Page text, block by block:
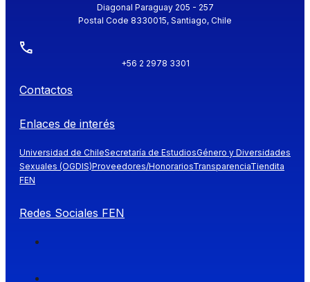
Diagonal Paraguay 205 - 257
Postal Code 8330015, Santiago, Chile
+56 2 2978 3301
Contactos
Enlaces de interés
Universidad de ChileSecretaría de EstudiosGénero y Diversidades
Sexuales (OGDIS)Proveedores/HonorariosTransparenciaTiendita
FEN
Redes Sociales FEN